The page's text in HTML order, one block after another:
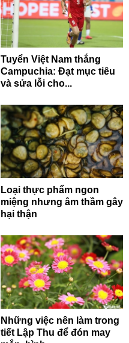
Tuyển Việt Nam thắng
Campuchia: Đạt mục tiêu
và sửa lỗi cho...
Loại thực phẩm ngon
miệng nhưng âm thầm gây
hại thận
Những việc nên làm trong
tiết Lập Thu để đón may